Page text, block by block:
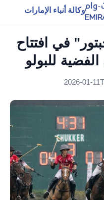
وكالة أنباء الإمارات
في افتتاح
للبولو
2026-01-